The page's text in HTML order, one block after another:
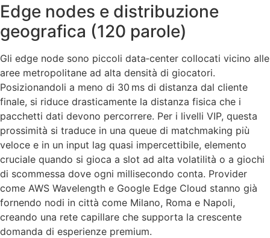
Edge nodes e distribuzione
geografica (120 parole)
Gli edge node sono piccoli data‑center collocati vicino alle
aree metropolitane ad alta densità di giocatori.
Posizionandoli a meno di 30 ms di distanza dal cliente
finale, si riduce drasticamente la distanza fisica che i
pacchetti dati devono percorrere. Per i livelli VIP, questa
prossimità si traduce in una queue di matchmaking più
veloce e in un input lag quasi impercettibile, elemento
cruciale quando si gioca a slot ad alta volatilità o a giochi
di scommessa dove ogni millisecondo conta. Provider
come AWS Wavelength e Google Edge Cloud stanno già
fornendo nodi in città come Milano, Roma e Napoli,
creando una rete capillare che supporta la crescente
domanda di esperienze premium.